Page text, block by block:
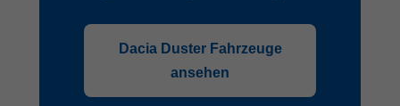
Dacia Duster Fahrzeuge
ansehen